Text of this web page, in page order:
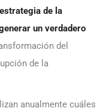
estrategia de la
un verdadero
del
de la
anualmente cuáles